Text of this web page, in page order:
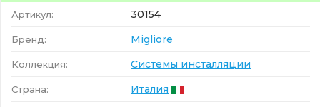
Артикул: 30154
Бренд: Migliore
Коллекция: Системы инсталляции
Страна: Италия